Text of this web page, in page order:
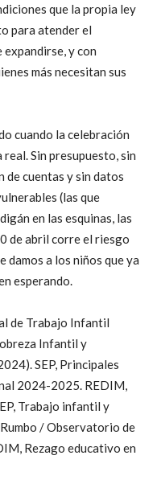
que la propia ley
para atender el
y con
más necesitan sus
cuando la celebración
Sin presupuesto, sin
de cuentas y sin datos
(las que
en las esquinas, las
de abril corre el riesgo
damos a los niños que ya
esperando.
de Trabajo Infantil
Infantil y
SEP, Principales
2024-2025. REDIM,
Trabajo infantil y
/ Observatorio de
Rezago educativo en